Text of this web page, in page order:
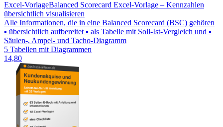
Excel-VorlageBalanced Scorecard Excel-Vorlage – Kennzahlen
übersichtlich visualisieren
Alle Informationen, die in eine Balanced Scorecard (BSC) gehören
▪ übersichtlich aufbereitet ▪ als Tabelle mit Soll-Ist-Vergleich und ▪
Säulen-, Ampel- und Tacho-Diagramm
5 Tabellen mit Diagrammen
14,80